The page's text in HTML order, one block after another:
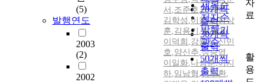
(5)
발행연도
2003
(2)
2002
제목순
저자순
발행기
관순
20개씩
출력
30개씩
출력
50개씩
출력
서 ,조준호,조영민,
김학성 ,이철규,창상
훈,김용기 ,장세기,
이덕희 ,강윤석,신민
호,양신추,장승엽 ,
이일화,나성훈,이지
하,임남형 ,엄주환,
자
료
활
용